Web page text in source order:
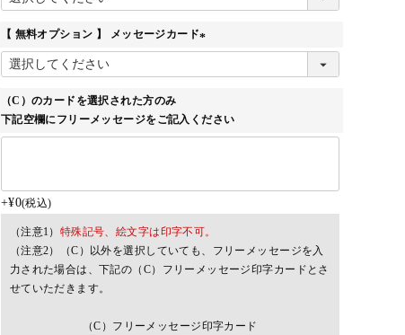
須)
【 無料オプション 】 メッセージカード
須)
（C）のカードを選択された方のみ
下記空欄にフリーメッセージをご記入ください
+¥0 税込
（注意1） 特殊記号、絵文字は印字不可。
（注意2）（C）以外を選択していても、フリーメッセージを入
力された場合は、下記の（C）フリーメッセージ印字カードとさ
せていただきます。
（C）フリーメッセージ印字カード